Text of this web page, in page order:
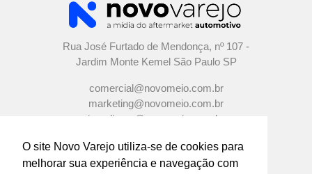
O site Novo Varejo utiliza-se de cookies para
melhorar sua experiência e navegação com
Rua José Furtado de Mendonça, nº 107 -
Jardim Monte Kemel São Paulo SP
comercial@novomeio.com.br
marketing@novomeio.com.br
jornalismo@novomeio.com.br